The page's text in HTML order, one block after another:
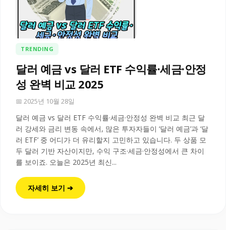
TRENDING
달러 예금 vs 달러 ETF 수익률·세금·안정
성 완벽 비교 2025
📅 2025년 10월 28일
달러 예금 vs 달러 ETF 수익률·세금·안정성 완벽 비교 최근 달
러 강세와 금리 변동 속에서, 많은 투자자들이 ‘달러 예금’과 ‘달
러 ETF’ 중 어디가 더 유리할지 고민하고 있습니다. 두 상품 모
두 달러 기반 자산이지만, 수익 구조·세금·안정성에서 큰 차이
를 보이죠. 오늘은 2025년 최신...
자세히 보기 ➔